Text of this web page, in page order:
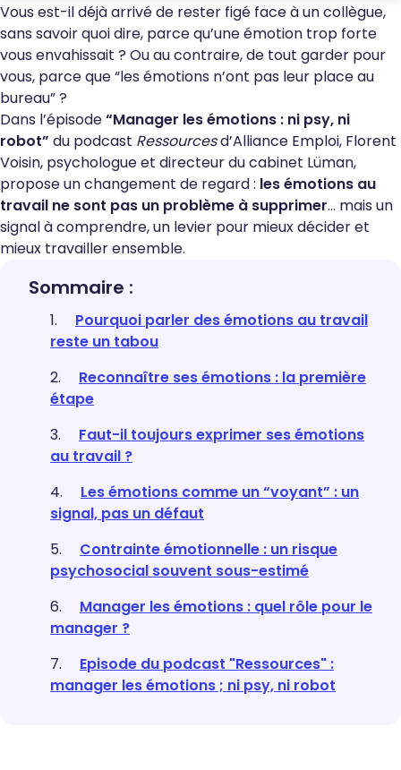
Vous est-il déjà arrivé de rester figé face à un collègue,
sans savoir quoi dire, parce qu’une émotion trop forte
vous envahissait ? Ou au contraire, de tout garder pour
vous, parce que “les émotions n’ont pas leur place au
bureau” ?
Dans l’épisode“Manager les émotions : ni psy, ni
robot” du podcast Ressourcesd’Alliance Emploi, Florent
Voisin, psychologue et directeur du cabinet Lüman,
propose un changement de regard : les émotions au
travail ne sont pas un problème à supprimer… mais un
signal à comprendre, un levier pour mieux décider et
mieux travailler ensemble.
Sommaire :
Pourquoi parler des émotions au travail
reste un tabou
Reconnaître ses émotions : la première
étape
Faut-il toujours exprimer ses émotions
au travail ?
Les émotions comme un “voyant” : un
signal, pas un défaut
Contrainte émotionnelle : un risque
psychosocial souvent sous-estimé
Manager les émotions : quel rôle pour le
manager ?
Episode du podcast "Ressources" :
manager les émotions ; ni psy, ni robot